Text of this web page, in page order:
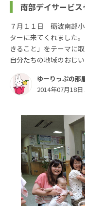
南部デイサービ
７月１１日 砺波南部
ターに来てくれました
きること」をテーマに
自分たちの地域のおじ
ゆーりっぷの部
2014年07月18日